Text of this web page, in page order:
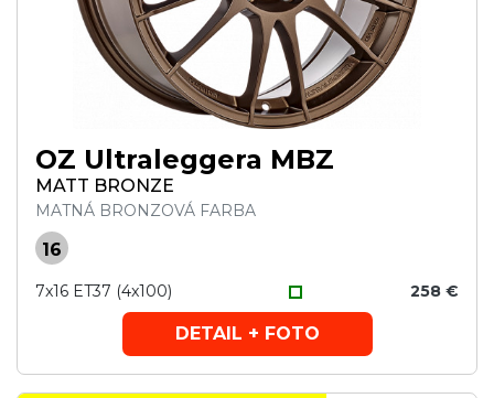
OZ Ultraleggera MBZ
MATT BRONZE
MATNÁ BRONZOVÁ FARBA
16
7x16 ET37 (4x100) 258 €
DETAIL + FOTO